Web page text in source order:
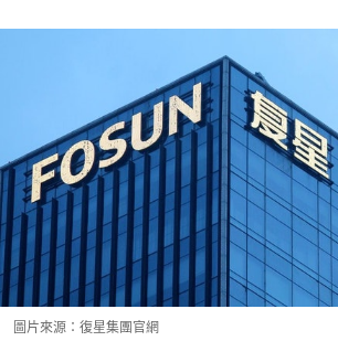
圖片來源：復星集團官網